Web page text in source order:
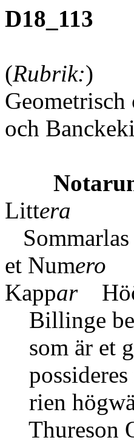
D18_113
(Rubrik:)
och
Notarum
Littera
Sommarlas
et Num
Kappar
Billinge
som är et g
possideres
rien
Thureson